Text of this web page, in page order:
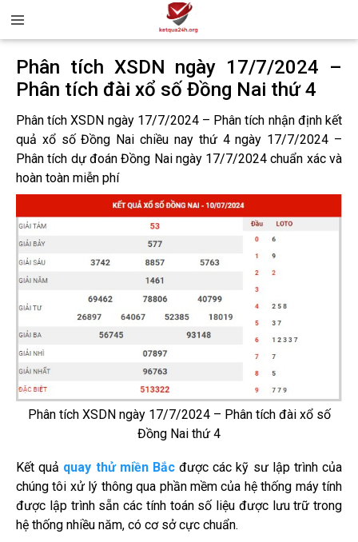
Phân tích XSDN ngày 17/7/2024 –
Phân tích đài xổ số Đồng Nai thứ 4
Phân tích XSDN ngày 17/7/2024 – Phân tích nhận định kết
quả xổ số Đồng Nai chiều nay thứ 4 ngày 17/7/2024 –
Phân tích dự đoán Đồng Nai ngày 17/7/2024 chuẩn xác và
hoàn toàn miễn phí
Phân tích XSDN ngày 17/7/2024 – Phân tích đài xổ số
Đồng Nai thứ 4
Kết quả quay thử miền Bắcđược các kỹ sư lập trình của
chúng tôi xử lý thông qua phần mềm của hệ thống máy tính
được lập trình sẵn các tính toán số liệu được lưu trữ trong
hệ thống nhiều năm, có cơ sở cực chuẩn.